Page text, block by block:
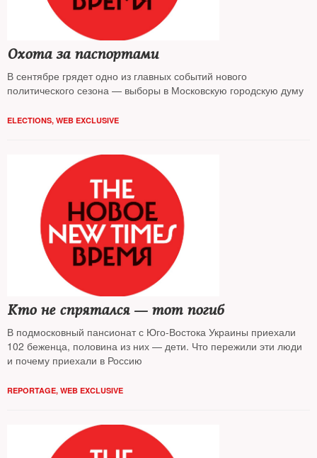
Охота за паспортами
В сентябре грядет одно из главных событий нового
политического сезона — выборы в Московскую городскую думу
ELECTIONS, WEB EXCLUSIVE
Кто не спрятался — тот погиб
В подмосковный пансионат с Юго-Востока Украины приехали
102 беженца, половина из них — дети. Что пережили эти люди
и почему приехали в Россию
REPORTAGE, WEB EXCLUSIVE